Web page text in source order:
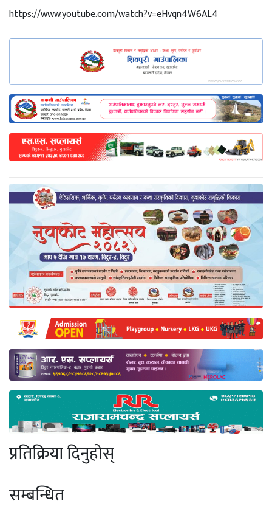
https://www.youtube.com/watch?v=eHvqn4W6AL4
प्रतिक्रिया दिनुहोस्
सम्बन्धित